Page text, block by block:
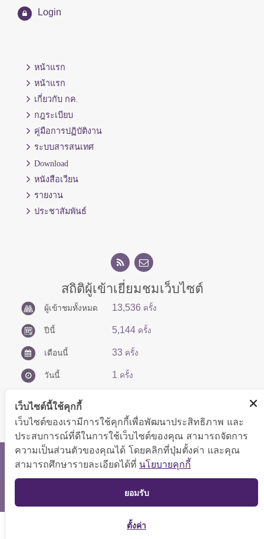
Login
หน้าแรก
หน้าแรก
เกี่ยวกับ กค.
กฎระเบียบ
คู่มือการปฏิบัติงาน
ระบบสารสนเทศ
Download
หนังสือเวียน
รายงาน
ประชาสัมพันธ์
สถิติผู้เข้าเยี่ยมชมเว็บไซต์
ผู้เข้าชมทั้งหมด 13,536 ครั้ง
ปีนี้ 5,144 ครั้ง
เดือนนี้ 33 ครั้ง
วันนี้ 1 ครั้ง
สงวนลิขสิทธิ์ © 2566 กองบริหารการคลัง
แสดงผลได้ดีที่ขนาดหน้าจอ 1024x768 pixel
แผนผังเว็บไซต์
TOP
เว็บไซต์นี้ใช้คุกกี้
เว็บไซต์ของเรามีการใช้คุกกี้เพื่อพัฒนาประสิทธิภาพ และ
ประสบการณ์ที่ดีในการใช้เว็บไซต์ของคุณ สามารถจัดการ
ความเป็นส่วนตัวของคุณได้ โดยคลิกที่ปุ่มตั้งค่า และคุณ
สามารถศึกษารายละเอียดได้ที่ นโยบายคุกกี้
ยอมรับ
ตั้งค่า